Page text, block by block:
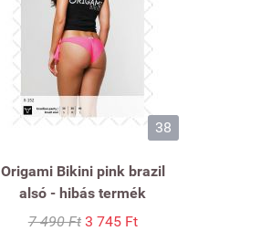
38
Origami Bikini pink brazil
alsó - hibás termék
7 490 Ft 3 745 Ft